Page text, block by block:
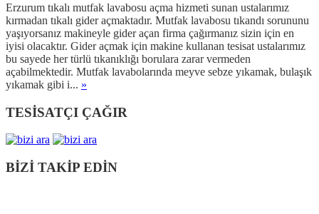
Erzurum tıkalı mutfak lavabosu açma hizmeti sunan ustalarımız
kırmadan tıkalı gider açmaktadır. Mutfak lavabosu tıkandı sorununu
yaşıyorsanız makineyle gider açan firma çağırmanız sizin için en
iyisi olacaktır. Gider açmak için makine kullanan tesisat ustalarımız
bu sayede her türlü tıkanıklığı borulara zarar vermeden
açabilmektedir. Mutfak lavabolarında meyve sebze yıkamak, bulaşık
yıkamak gibi i... »
TESİSATÇI ÇAĞIR
BİZİ TAKİP EDİN